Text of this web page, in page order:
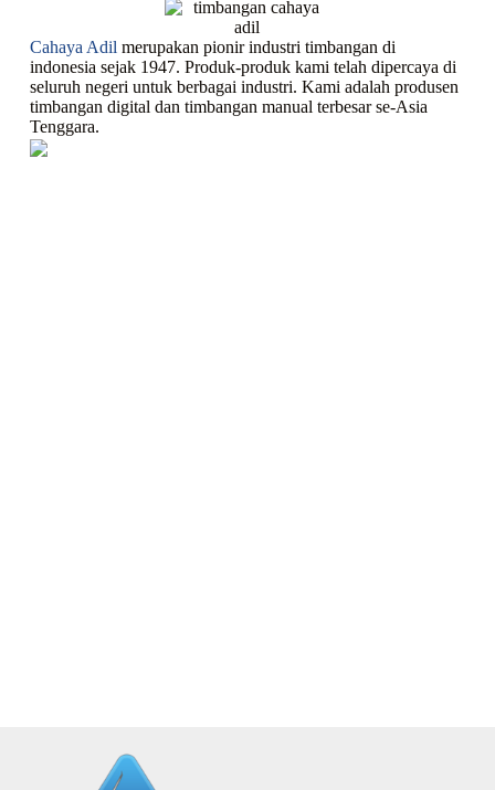
Cahaya Adil merupakan pionir industri timbangan di
indonesia sejak 1947. Produk-produk kami telah dipercaya di
seluruh negeri untuk berbagai industri. Kami adalah produsen
timbangan digital dan timbangan manual terbesar se-Asia
Tenggara.